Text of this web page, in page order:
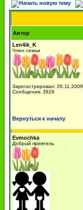
Автор
Len4ik_K
Член семьи
Зарегистрирован: 26.11.2009
Сообщения: 3826
Вернуться к началу
Evmochka
Добрый приятель